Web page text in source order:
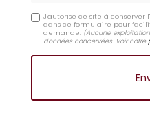
J'autorise ce site à conserver
dans ce formulaire pour
demande. (Aucune
données concervées. Voir notre